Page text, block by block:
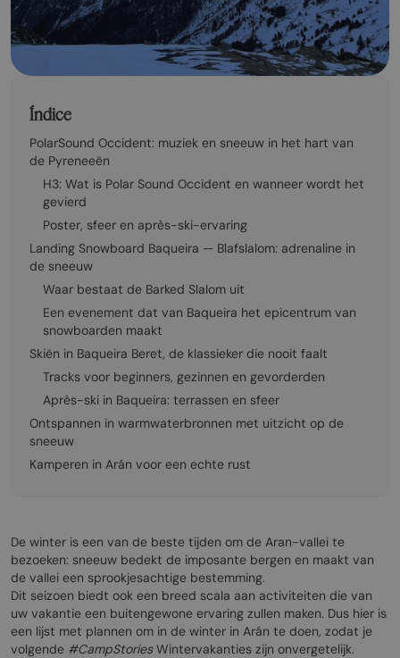
Índice
PolarSound Occident: muziek en sneeuw in het hart van
de Pyreneeën
H3: Wat is Polar Sound Occident en wanneer wordt het
gevierd
Poster, sfeer en après-ski-ervaring
Landing Snowboard Baqueira — Blafslalom: adrenaline in
de sneeuw
Waar bestaat de Barked Slalom uit
Een evenement dat van Baqueira het epicentrum van
snowboarden maakt
Skiën in Baqueira Beret, de klassieker die nooit faalt
Tracks voor beginners, gezinnen en gevorderden
Après-ski in Baqueira: terrassen en sfeer
Ontspannen in warmwaterbronnen met uitzicht op de
sneeuw
Kamperen in Arán voor een echte rust
De winter is een van de beste tijden om de Aran-vallei te
bezoeken: sneeuw bedekt de imposante bergen en maakt van
de vallei een sprookjesachtige bestemming.
Dit seizoen biedt ook een breed scala aan activiteiten die van
uw vakantie een buitengewone ervaring zullen maken. Dus hier is
een lijst met plannen om in de winter in Arán te doen, zodat je
volgende #CampStoriesWintervakanties zijn onvergetelijk.